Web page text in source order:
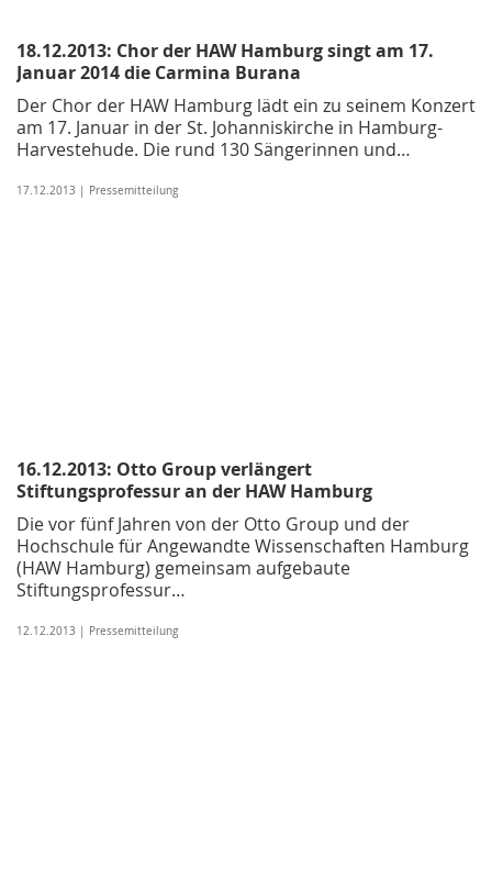
18.12.2013: Chor der HAW Hamburg singt am 17.
Januar 2014 die Carmina Burana
Der Chor der HAW Hamburg lädt ein zu seinem Konzert
am 17. Januar in der St. Johanniskirche in Hamburg-
Harvestehude. Die rund 130 Sängerinnen und…
17.12.2013 | Pressemitteilung
16.12.2013: Otto Group verlängert
Stiftungsprofessur an der HAW Hamburg
Die vor fünf Jahren von der Otto Group und der
Hochschule für Angewandte Wissenschaften Hamburg
(HAW Hamburg) gemeinsam aufgebaute
Stiftungsprofessur…
12.12.2013 | Pressemitteilung